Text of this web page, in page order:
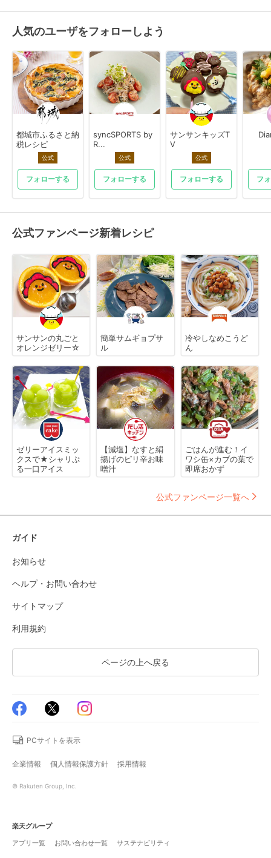
人気のユーザをフォローしよう
都城市ふるさと納
税レシピ
公式
フォローする
syncSPORTS by
R...
公式
フォローする
サンサンキッズT
V
公式
フォローする フ
公式ファンページ新着レシピ
サンサンの丸ごと
オレンジゼリー☆
簡単サムギョプサ
ル
冷やしなめこうど
ん
ゼリーアイスミッ
クスで★シャリぷ
る一口アイス
【減塩】なすと絹
揚げのピリ辛お味
噌汁
ごはんが進む！イ
ワシ缶×カブの葉で
即席おかず
公式ファンページ一覧へ
ガイド
お知らせ
ヘルプ・お問い合わせ
サイトマップ
利用規約
ページの上へ戻る
PCサイトを表示
企業情報 個人情報保護方針 採用情報
© Rakuten Group, Inc.
楽天グループ
アプリ一覧
お問い合わせ一覧 サステナビリティ